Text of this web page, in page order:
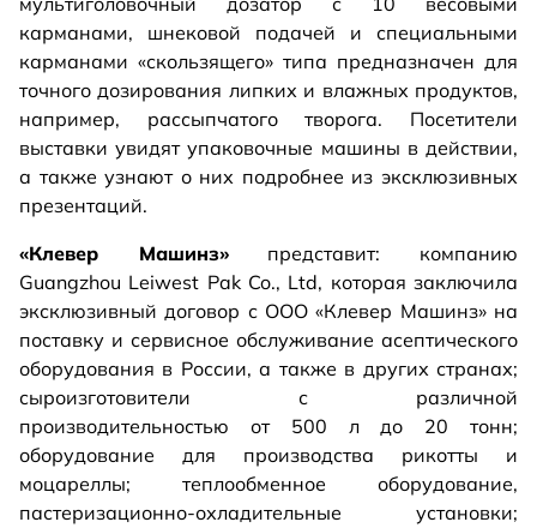
карманами, шнековой подачей и специальными
карманами «скользящего» типа предназначен для
точного дозирования липких и влажных продуктов,
например, рассыпчатого творога. Посетители
выставки увидят упаковочные машины в действии,
а также узнают о них подробнее из эксклюзивных
презентаций.
«Клевер Машинз»представит: компанию
Guangzhou Leiwest Pak Co., Ltd, которая заключила
эксклюзивный договор с ООО «Клевер Машинз» на
поставку и сервисное обслуживание асептического
оборудования в России, а также в других странах;
сыроизготовители с различной
производительностью от 500 л до 20 тонн;
оборудование для производства рикотты и
моцареллы; теплообменное оборудование,
пастеризационно-охладительные установки;